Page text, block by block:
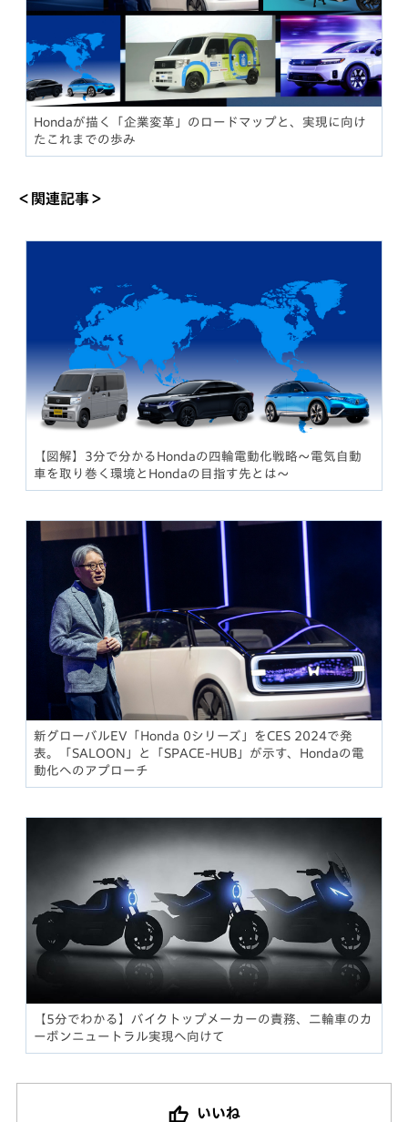
Hondaが描く「企業変革」のロードマップと、実現に向け
たこれまでの歩み
＜関連記事＞
【図解】3分で分かるHondaの四輪電動化戦略〜電気自動
車を取り巻く環境とHondaの目指す先とは〜
新グローバルEV「Honda 0シリーズ」をCES 2024で発
表。「SALOON」と「SPACE-HUB」が示す、Hondaの電
動化へのアプローチ
【5分でわかる】バイクトップメーカーの責務、二輪車のカ
ーボンニュートラル実現へ向けて
いいね